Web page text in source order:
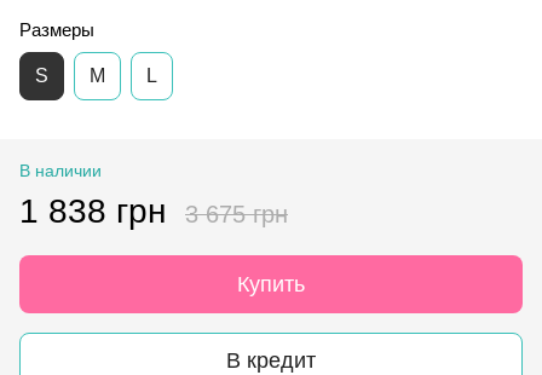
Размеры
S M L
В наличии
1 838 грн 3 675 грн
Купить
В кредит